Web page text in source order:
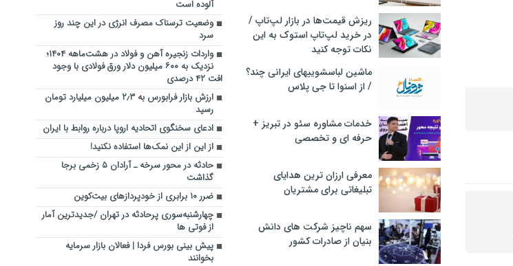
ریزش قیمت‌ها در بازار لپ‌تاپ /
در خرید لپ‌تاپ استوک به این
نکات توجه کنید
ماشین لباسشویی‎های ایرانی چند؟
/ از اسنوا تا جی پلاس
خدمات مشاوره سئو در تبریز +
حرفه ای و تخصصی
معرفی ارزان ترین هدایای
تبلیغاتی برای مشتریان
سهم ناچیز شرکت های دانش
بنیان از صادرات کشور
آلوده است
وضعیت ترسناک مصرف انرژی در این چند روز
سرد
واردات زنجیره آهن و فولاد در هشت‌ماهه ۱۴۰۴؛
نزدیک به ۶۰۰ میلیون دلار ورق فولادی با وجود
افت ۴۲ درصدی
ارزش بازار فرابورس به ۲٫۳ میلیون میلیارد تومان
رسید
ادعای سخنگوی اتحادیه اروپا درباره روابط با ایران
از این از این نمک‌ها استفاده نکنید!
حادثه در محور سرخه ـ آرادان ۵ زخمی برجا
گذاشت
ضرر ۱۰ برابری از خودپردازهای بیت‌کوین
چهارشنبه‌سوری پرحادثه در تهران /جدیدترین آمار
از فوتی ها
پیش بینی بورس فردا | فعالان بازار سرمایه
بخوانند